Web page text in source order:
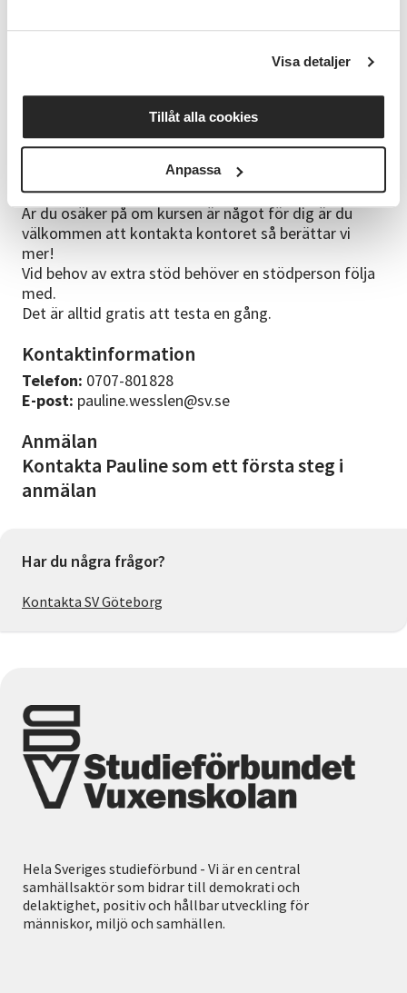
Visa detaljer
Tillåt alla cookies
Anpassa
Närmsta hållplats är Töpelsgatan eller
Gratis parkering utanför.
Bra att veta
Kursen är för ungdomar och vuxna med intellektuell
funktionsnedsättning.
Är du osäker på om kursen är något för dig är du
välkommen att kontakta kontoret så berättar vi
mer!
Vid behov av extra stöd behöver en stödperson följa
med.
Det är alltid gratis att testa en gång.
Kontaktinformation
Telefon: 0707-801828
E-post: pauline.wesslen@sv.se
Anmälan
Kontakta Pauline som ett första steg i
anmälan
Har du några frågor?
Kontakta SV Göteborg
Hela Sveriges studieförbund - Vi är en central
samhällsaktör som bidrar till demokrati och
delaktighet, positiv och hållbar utveckling för
människor, miljö och samhällen.